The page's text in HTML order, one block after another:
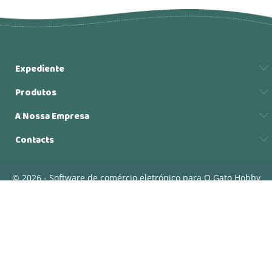
Expediente
Produtos
A Nossa Empresa
Contacts
© 2026 - Software de comércio eletrónico para O Gato Hobby